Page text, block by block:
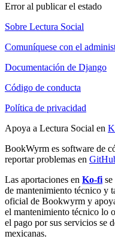
Error al publicar el estado
Sobre Lectura Social
Comuníquese con el
Documentación de Django
Código de conducta
Política de privacidad
Apoya a Lectura Social en
BookWyrm es software de
reportar problemas en
Las aportaciones en Ko-fi
de mantenimiento técnico y
oficial de Bookwyrm y
el mantenimiento técnico lo
el pago por sus servicios se
mexicanas.